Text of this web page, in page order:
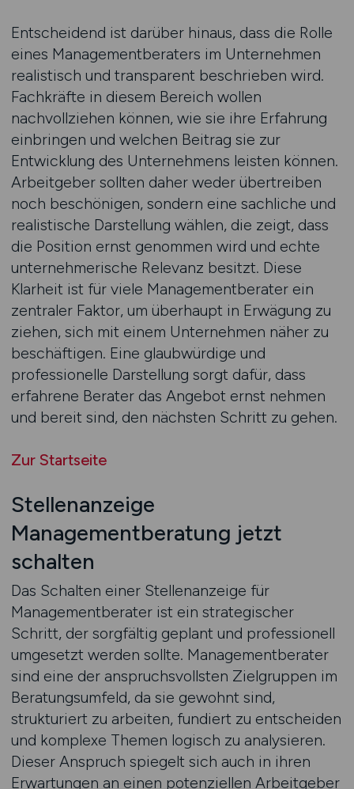
Entscheidend ist darüber hinaus, dass die Rolle
eines Managementberaters im Unternehmen
realistisch und transparent beschrieben wird.
Fachkräfte in diesem Bereich wollen
nachvollziehen können, wie sie ihre Erfahrung
einbringen und welchen Beitrag sie zur
Entwicklung des Unternehmens leisten können.
Arbeitgeber sollten daher weder übertreiben
noch beschönigen, sondern eine sachliche und
realistische Darstellung wählen, die zeigt, dass
die Position ernst genommen wird und echte
unternehmerische Relevanz besitzt. Diese
Klarheit ist für viele Managementberater ein
zentraler Faktor, um überhaupt in Erwägung zu
ziehen, sich mit einem Unternehmen näher zu
beschäftigen. Eine glaubwürdige und
professionelle Darstellung sorgt dafür, dass
erfahrene Berater das Angebot ernst nehmen
und bereit sind, den nächsten Schritt zu gehen.
Zur Startseite
Stellenanzeige
Managementberatung jetzt
schalten
Das Schalten einer Stellenanzeige für
Managementberater ist ein strategischer
Schritt, der sorgfältig geplant und professionell
umgesetzt werden sollte. Managementberater
sind eine der anspruchsvollsten Zielgruppen im
Beratungsumfeld, da sie gewohnt sind,
strukturiert zu arbeiten, fundiert zu entscheiden
und komplexe Themen logisch zu analysieren.
Dieser Anspruch spiegelt sich auch in ihren
Erwartungen an einen potenziellen Arbeitgeber